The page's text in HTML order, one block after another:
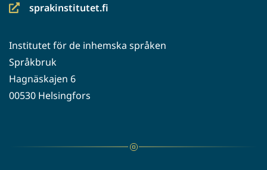
sprakinstitutet.fi
(siirryt
palveluun)
Institutet för de inhemska språken
Språkbruk
Hagnäskajen 6
00530 Helsingfors